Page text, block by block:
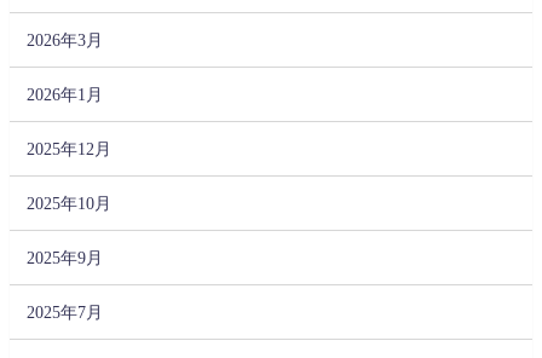
2026年3月
2026年1月
2025年12月
2025年10月
2025年9月
2025年7月